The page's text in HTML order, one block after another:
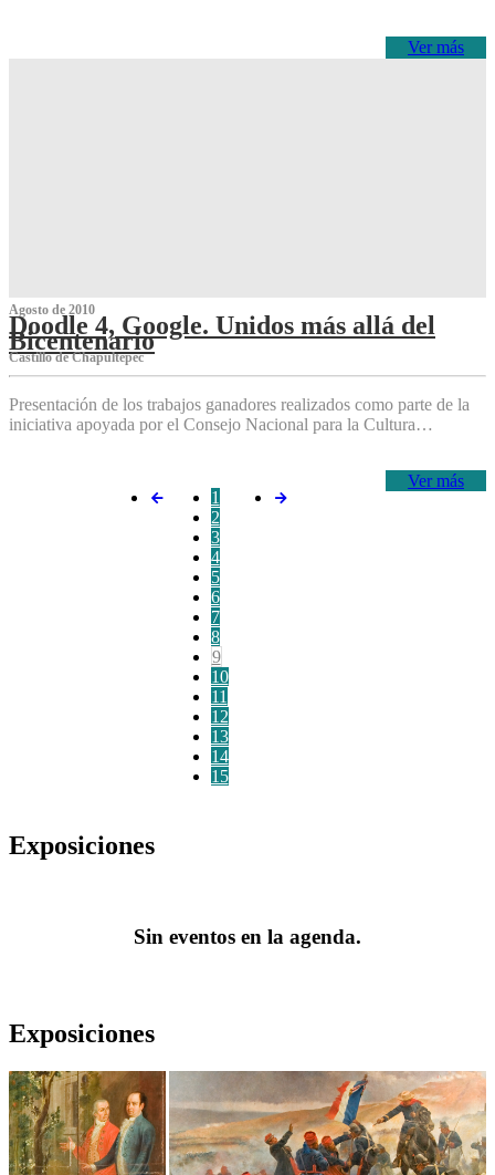
Ver más
Agosto de 2010
Doodle 4, Google. Unidos más allá del
Bicentenario
Castillo de Chapultepec
Presentación de los trabajos ganadores realizados como parte de la
iniciativa apoyada por el Consejo Nacional para la Cultura…
Ver más
1
2
3
4
5
6
7
8
9
10
11
12
13
14
15
Exposiciones
Sin eventos en la agenda.
Exposiciones